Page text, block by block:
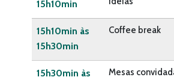
15h10min
15h10min às
15h30min
Coffee break
15h30min às
Mesas